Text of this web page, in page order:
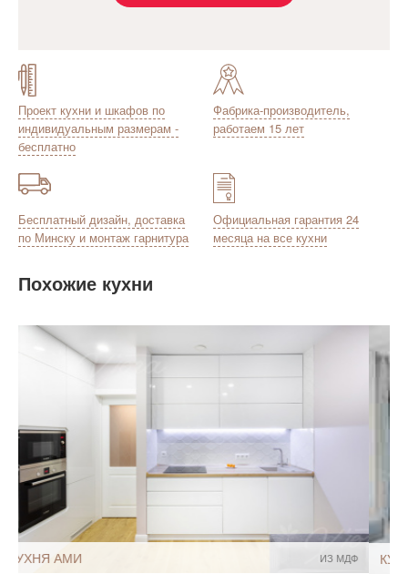
Проект кухни и шкафов по
индивидуальным размерам -
бесплатно
Фабрика-производитель,
работаем 15 лет
Бесплатный дизайн, доставка
по Минску и монтаж гарнитура
Официальная гарантия 24
месяца на все кухни
Похожие кухни
ИЗ ЛДСП
КУХНЯ СЕН-ЖАН